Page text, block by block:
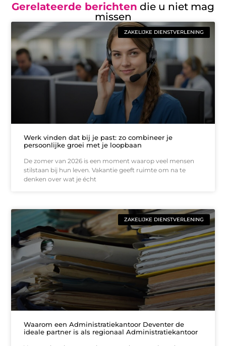
Gerelateerde berichten die u niet mag
missen
ZAKELIJKE DIENSTVERLENING
Werk vinden dat bij je past: zo combineer je
persoonlijke groei met je loopbaan
De zomer van 2026 is een moment waarop veel mensen
stilstaan bij hun leven. Vakantie geeft ruimte om na te
denken over wat je écht
ZAKELIJKE DIENSTVERLENING
Waarom een Administratiekantoor Deventer de
ideale partner is als regionaal Administratiekantoor